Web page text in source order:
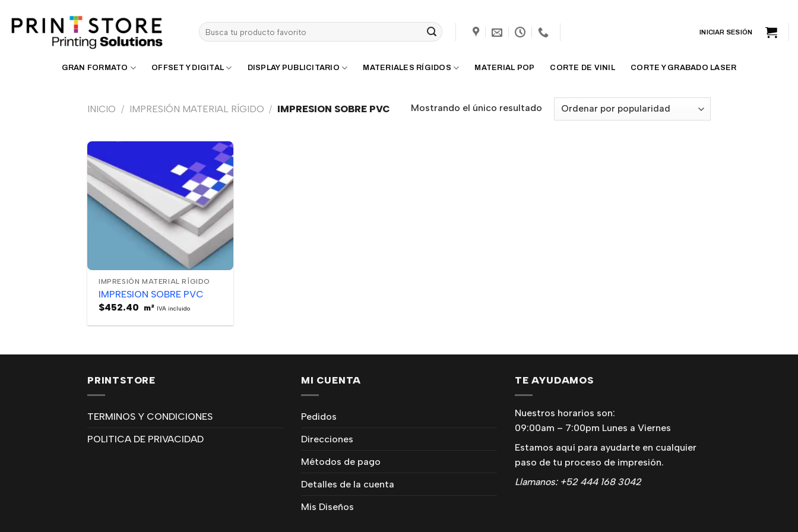
contenido
Buscar
por:
INICIAR SESIÓN
GRAN FORMATO OFFSET Y DIGITAL DISPLAY PUBLICITARIO MATERIALES RÍGIDOS MATERIAL POP CORTE DE VINIL CORTE Y GRABADO LASER
INICIO / IMPRESIÓN MATERIAL RÍGIDO / IMPRESION SOBRE PVC Mostrando el único resultado
IMPRESIÓN MATERIAL RÍGIDO
IMPRESION SOBRE PVC
$452.40 m² IVA incluido
PRINTSTORE
TERMINOS Y CONDICIONES
POLITICA DE PRIVACIDAD
MI CUENTA
Pedidos
Direcciones
Métodos de pago
Detalles de la cuenta
Mis Diseños
TE AYUDAMOS
Nuestros horarios son:
09:00am – 7:00pm Lunes a Viernes
Estamos aquí para ayudarte en cualquier
paso de tu proceso de impresión.
Llamanos: +52 444 168 3042